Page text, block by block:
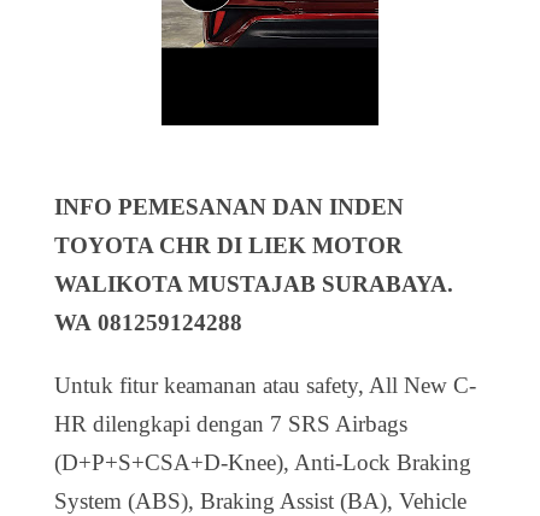
INFO PEMESANAN DAN INDEN
TOYOTA CHR DI LIEK MOTOR
WALIKOTA MUSTAJAB SURABAYA.
WA 081259124288
Untuk fitur keamanan atau safety, All New C-
HR dilengkapi dengan 7 SRS Airbags
(D+P+S+CSA+D-Knee), Anti-Lock Braking
System (ABS), Braking Assist (BA), Vehicle